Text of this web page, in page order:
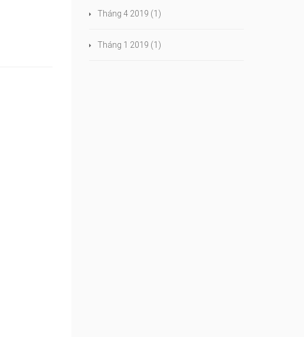
Tháng 4 2019 (1)
Tháng 1 2019 (1)